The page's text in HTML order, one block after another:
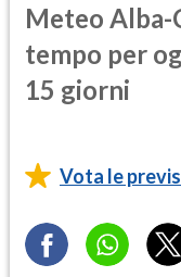
Meteo Alba-
tempo per
15 giorni
Vota le